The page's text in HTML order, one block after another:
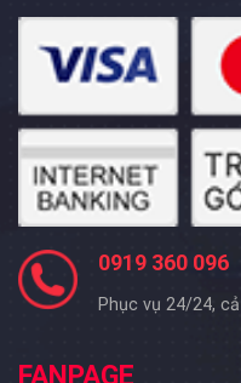
0919 360 096
Phục vụ 24/24,
FANPAGE